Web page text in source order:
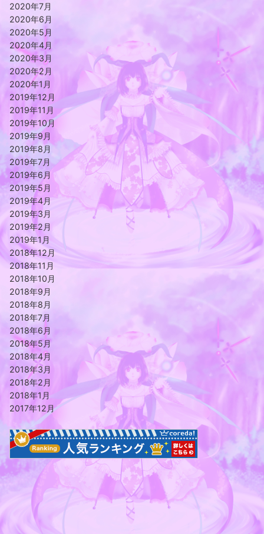
2020年7月
2020年6月
2020年5月
2020年4月
2020年3月
2020年2月
2020年1月
2019年12月
2019年11月
2019年10月
2019年9月
2019年8月
2019年7月
2019年6月
2019年5月
2019年4月
2019年3月
2019年2月
2019年1月
2018年12月
2018年11月
2018年10月
2018年9月
2018年8月
2018年7月
2018年6月
2018年5月
2018年4月
2018年3月
2018年2月
2018年1月
2017年12月